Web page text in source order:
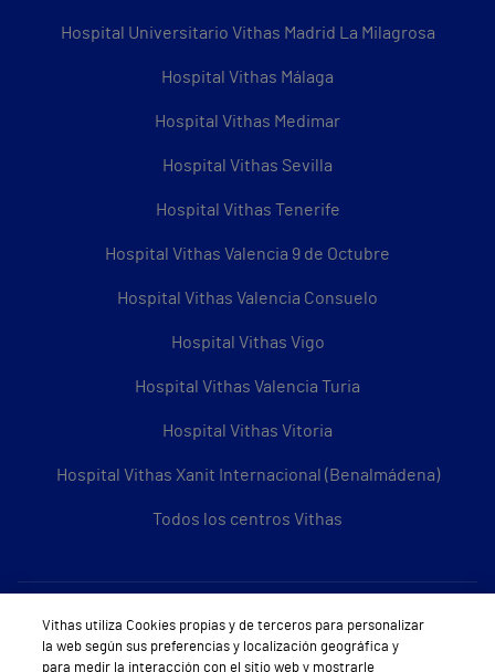
Hospital Universitario Vithas Madrid La Milagrosa
Hospital Vithas Málaga
Hospital Vithas Medimar
Hospital Vithas Sevilla
Hospital Vithas Tenerife
Hospital Vithas Valencia 9 de Octubre
Hospital Vithas Valencia Consuelo
Hospital Vithas Vigo
Hospital Vithas Valencia Turia
Hospital Vithas Vitoria
Hospital Vithas Xanit Internacional (Benalmádena)
Todos los centros Vithas
Sobre Vithas
Quiénes somos
Vithas utiliza Cookies propias y de terceros para personalizar
la web según sus preferencias y localización geográfica y
para medir la interacción con el sitio web y mostrarle